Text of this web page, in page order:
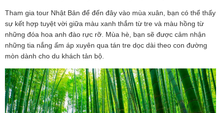
Tham gia tour Nhật Bản để đến đây vào mùa xuân, bạn có thể thấy
sự kết hợp tuyệt vời giữa màu xanh thắm từ tre và màu hồng từ
những đóa hoa anh đào rực rỡ. Mùa hè, bạn sẽ được cảm nhận
những tia nắng ấm áp xuyên qua tán tre dọc dài theo con đường
mòn dành cho du khách tản bộ.